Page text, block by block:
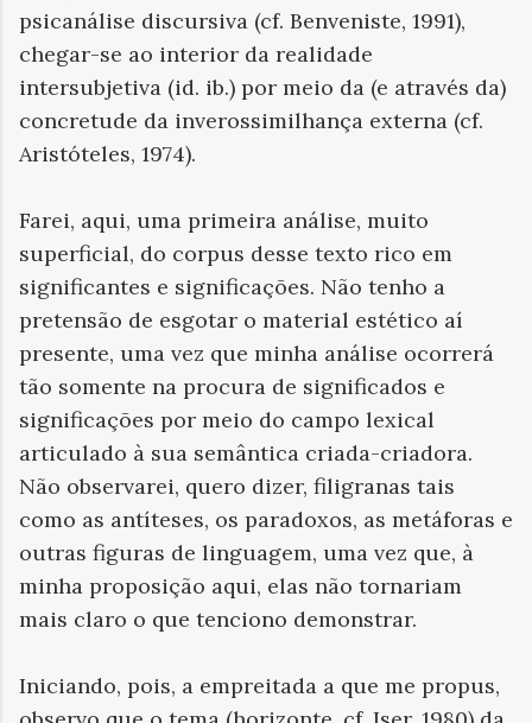
psicanálise discursiva (cf. Benveniste, 1991),
chegar-se ao interior da realidade
intersubjetiva (id. ib.) por meio da (e através da)
concretude da inverossimilhança externa (cf.
Aristóteles, 1974).
Farei, aqui, uma primeira análise, muito
superficial, do corpus desse texto rico em
significantes e significações. Não tenho a
pretensão de esgotar o material estético aí
presente, uma vez que minha análise ocorrerá
tão somente na procura de significados e
significações por meio do campo lexical
articulado à sua semântica criada-criadora.
Não observarei, quero dizer, filigranas tais
como as antíteses, os paradoxos, as metáforas e
outras figuras de linguagem, uma vez que, à
minha proposição aqui, elas não tornariam
mais claro o que tenciono demonstrar.
Iniciando, pois, a empreitada a que me propus,